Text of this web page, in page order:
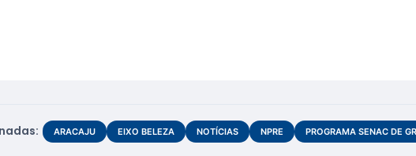
ARACAJU EIXO BELEZA NOTÍCIAS NPRE PROGRAMA SENAC DE